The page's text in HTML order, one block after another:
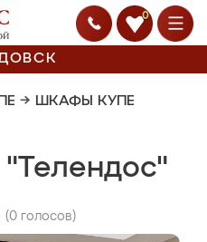
0
→ ШКАФЫ КУПЕ
(0 голосов)